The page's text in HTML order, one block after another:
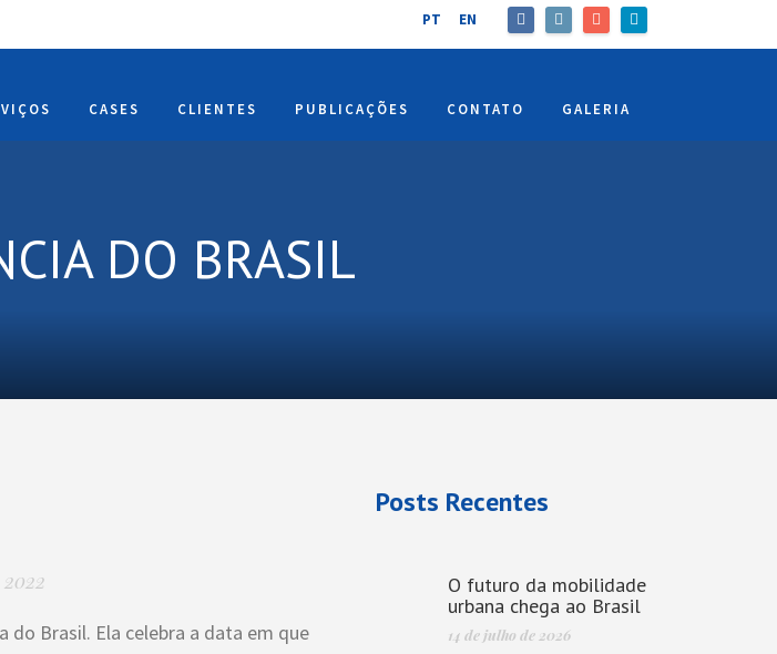
PT EN
CASES CLIENTES PUBLICAÇÕES CONTATO GALERIA
DO BRASIL
do Brasil. Ela celebra a data em que
Posts Recentes
O futuro da mobilidade
urbana chega ao Brasil
14 de julho de 2026